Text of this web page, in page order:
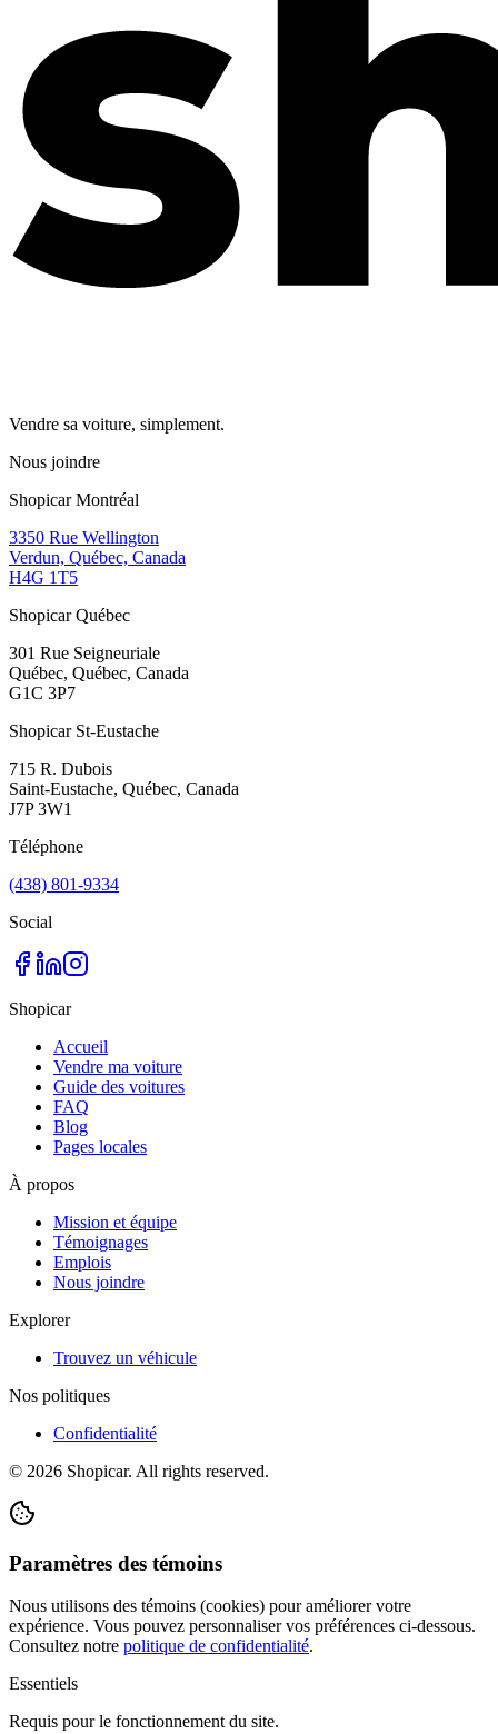
Vendre sa voiture, simplement.
Nous joindre
Shopicar Montréal
3350 Rue Wellington
Verdun, Québec, Canada
H4G 1T5
Shopicar Québec
301 Rue Seigneuriale
Québec, Québec, Canada
G1C 3P7
Shopicar St-Eustache
715 R. Dubois
Saint-Eustache, Québec, Canada
J7P 3W1
Téléphone
(438) 801-9334
Social
Shopicar
Accueil
Vendre ma voiture
Guide des voitures
FAQ
Blog
Pages locales
À propos
Mission et équipe
Témoignages
Emplois
Nous joindre
Explorer
Trouvez un véhicule
Nos politiques
Confidentialité
© 2026 Shopicar. All rights reserved.
Paramètres des témoins
Nous utilisons des témoins (cookies) pour améliorer votre
expérience. Vous pouvez personnaliser vos préférences ci-dessous.
Consultez notre politique de confidentialité.
Essentiels
Requis pour le fonctionnement du site.